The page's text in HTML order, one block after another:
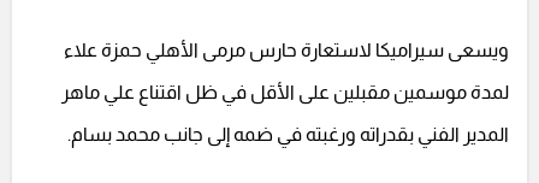
ويسعى سيراميكا لاستعارة حارس مرمى الأهلي حمزة علاء
لمدة موسمين مقبلين على الأقل في ظل اقتناع علي ماهر
المدير الفني بقدراته ورغبته في ضمه إلى جانب محمد بسام.